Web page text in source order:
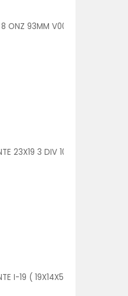
8 ONZ 93MM V00600/A 1/540
23X19 3 DIV 100 UDS (2319-
I-19 ( 19X14X5) 1/250